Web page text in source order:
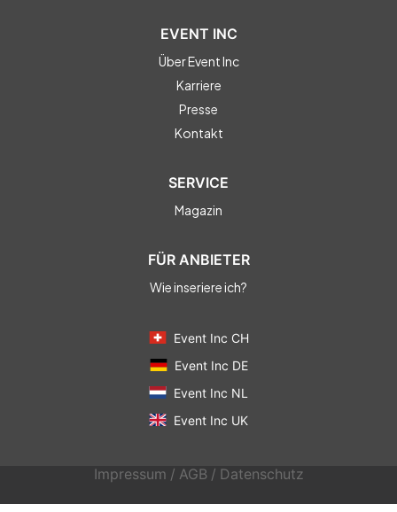
EVENT INC
Über Event Inc
Karriere
Presse
Kontakt
SERVICE
Magazin
FÜR ANBIETER
Wie inseriere ich?
Event Inc CH
Event Inc DE
Event Inc NL
Event Inc UK
Impressum / AGB / Datenschutz